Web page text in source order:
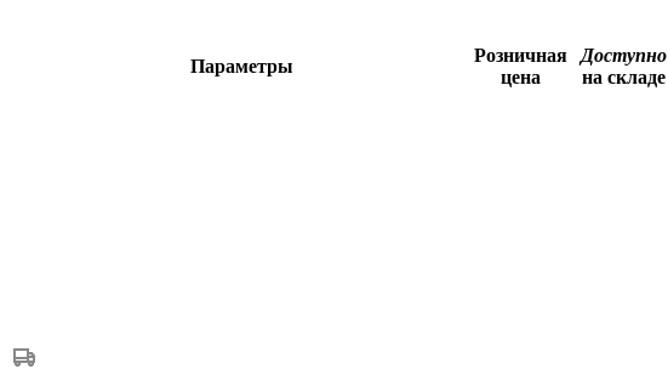
Параметры
Розничная
цена
Доступно
на складе